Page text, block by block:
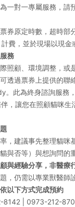
一對一專屬服務，請
券原定時數，超時部
費，並於現場以現金
務
照顧、環境調整，或
透過票券上提供的聯
。此為終身諮詢服務
，讓您在照顧貓咪生
，建議事先整理貓咪
與否等）與想詢問的
與經驗分享，非醫療
，仍需以專業獸醫師
以下方式完成預約
8142 | 0973-212-870